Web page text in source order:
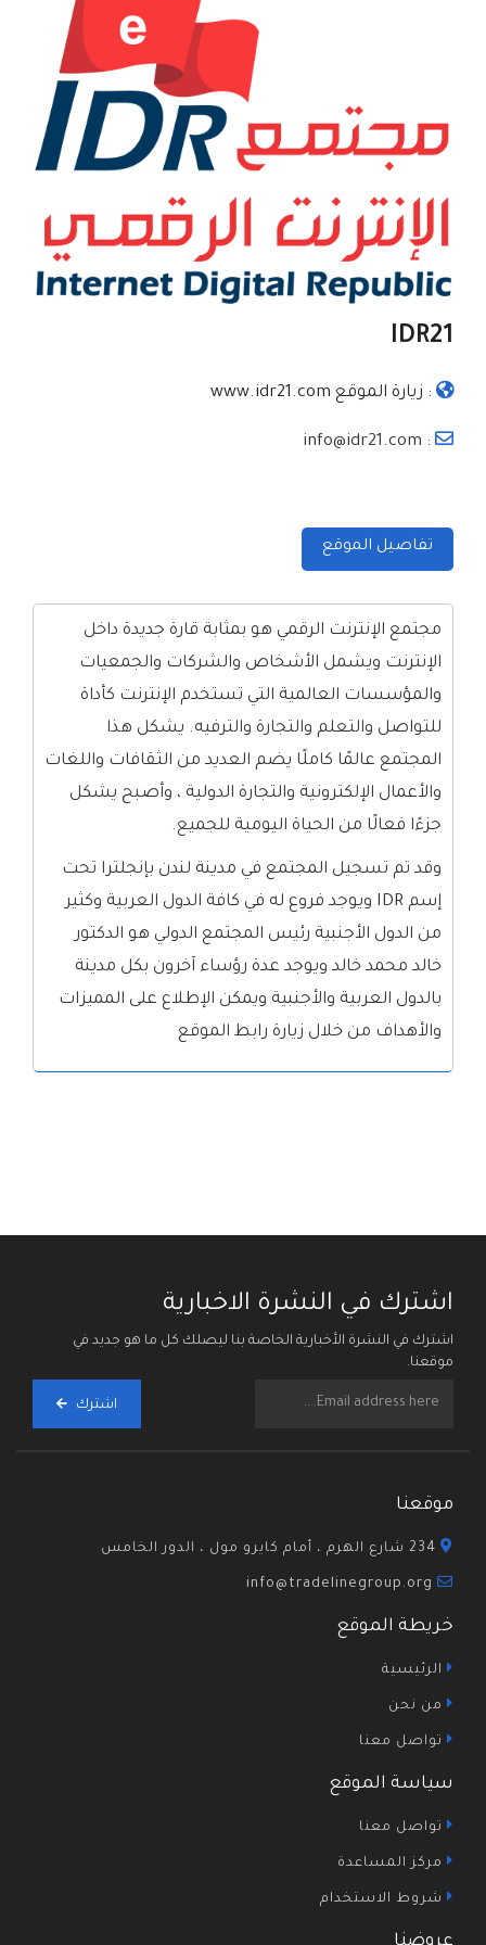
IDR21
: زيارة الموقع www.idr21.com
: info@idr21.com
تفاصيل الموقع
مجتمع الإنترنت الرقمي هو بمثابة قارة جديدة داخل
الإنترنت ويشمل الأشخاص والشركات والجمعيات
والمؤسسات العالمية التي تستخدم الإنترنت كأداة
للتواصل والتعلم والتجارة والترفيه. يشكل هذا
المجتمع عالمًا كاملًا يضم العديد من الثقافات واللغات
والأعمال الإلكترونية والتجارة الدولية ، وأصبح يشكل
جزءًا فعالًا من الحياة اليومية للجميع.
وقد تم تسجيل المجتمع في مدينة لندن بإنجلترا تحت
إسم IDR ويوجد فروع له في كافة الدول العربية وكثير
من الدول الأجنبية رئيس المجتمع الدولي هو الدكتور
خالد محمد خالد ويوجد عدة رؤساء آخرون بكل مدينة
بالدول العربية والأجنبية ويمكن الإطلاع على المميزات
والأهداف من خلال زيارة رابط الموقع
اشترك في النشرة الاخبارية
اشترك في النشرة الأخبارية الخاصة بنا ليصلك كل ما هو جديد في
موقعنا.
اشترك
موقعنا
خريطة الموقع
الرئيسية
من نحن
تواصل معنا
سياسة الموقع
تواصل معنا
مركز المساعدة
شروط الاستخدام